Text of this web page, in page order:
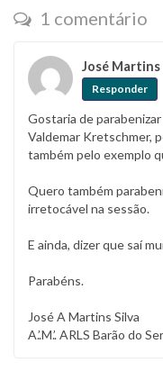
1 comentário
José Martins
Responder
Gostaria de
Valdemar Kretschmer,
também pelo exemplo
Quero também
irretocável na sessão.
E ainda, dizer que saí
Parabéns.
José A Martins Silva
A.’.M.’. ARLS Barão do